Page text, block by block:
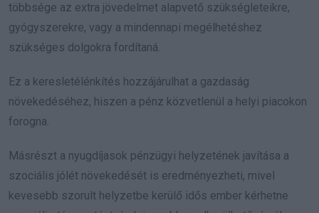
többsége az extra jövedelmet alapvető szükségleteikre,
gyógyszerekre, vagy a mindennapi megélhetéshez
szükséges dolgokra fordítaná.
Ez a keresletélénkítés hozzájárulhat a gazdaság
növekedéséhez, hiszen a pénz közvetlenül a helyi piacokon
forogna.
Másrészt a nyugdíjasok pénzügyi helyzetének javítása a
szociális jólét növekedését is eredményezheti, mivel
kevesebb szorult helyzetbe kerülő idős ember kérhetne